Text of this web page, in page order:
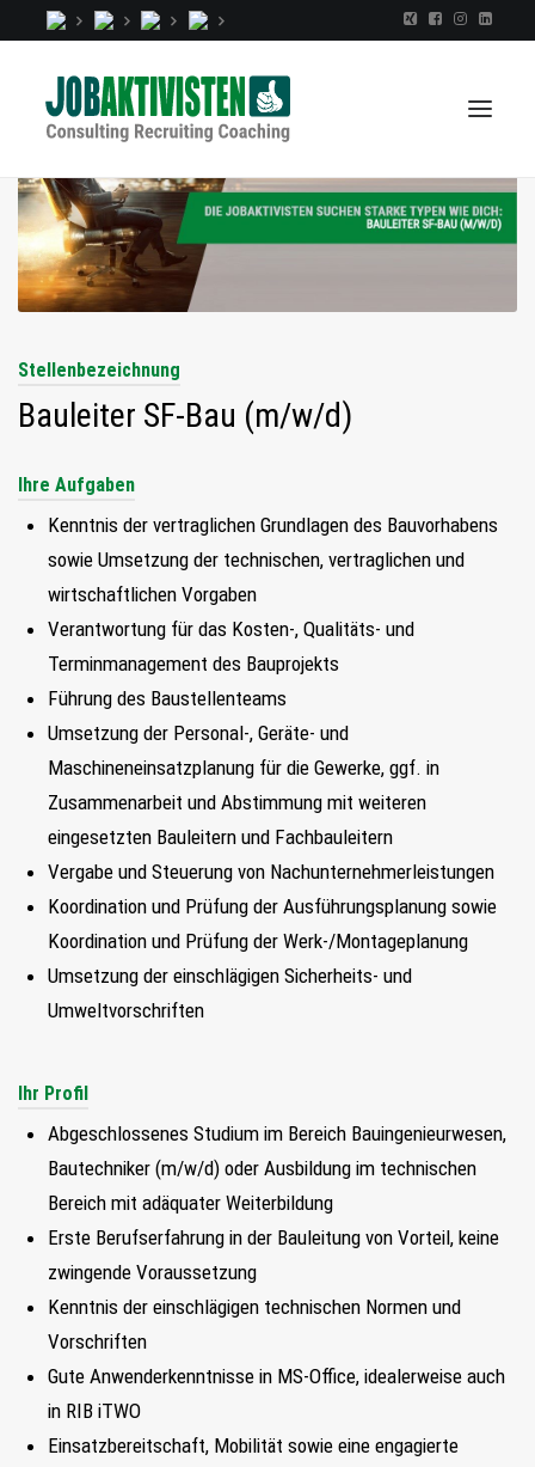
TALENTINDEX
CONSULTING
COACHING
JOBS
FIND MY JOB
JETZT BEWERBEN
Stellenbezeichnung
Bauleiter SF-Bau (m/w/d)
Ihre Aufgaben
Kenntnis der vertraglichen Grundlagen des Bauvorhabens
sowie Umsetzung der technischen, vertraglichen und
wirtschaftlichen Vorgaben
Verantwortung für das Kosten-, Qualitäts- und
Terminmanagement des Bauprojekts
Führung des Baustellenteams
Umsetzung der Personal-, Geräte- und
Maschineneinsatzplanung für die Gewerke, ggf. in
Zusammenarbeit und Abstimmung mit weiteren
eingesetzten Bauleitern und Fachbauleitern
Vergabe und Steuerung von Nachunternehmerleistungen
Koordination und Prüfung der Ausführungsplanung sowie
Koordination und Prüfung der Werk-/Montageplanung
Umsetzung der einschlägigen Sicherheits- und
Umweltvorschriften
Ihr Profil
Abgeschlossenes Studium im Bereich Bauingenieurwesen,
Bautechniker (m/w/d) oder Ausbildung im technischen
Bereich mit adäquater Weiterbildung
Erste Berufserfahrung in der Bauleitung von Vorteil, keine
zwingende Voraussetzung
Kenntnis der einschlägigen technischen Normen und
Vorschriften
Gute Anwenderkenntnisse in MS-Office, idealerweise auch
in RIB iTWO
Einsatzbereitschaft, Mobilität sowie eine engagierte